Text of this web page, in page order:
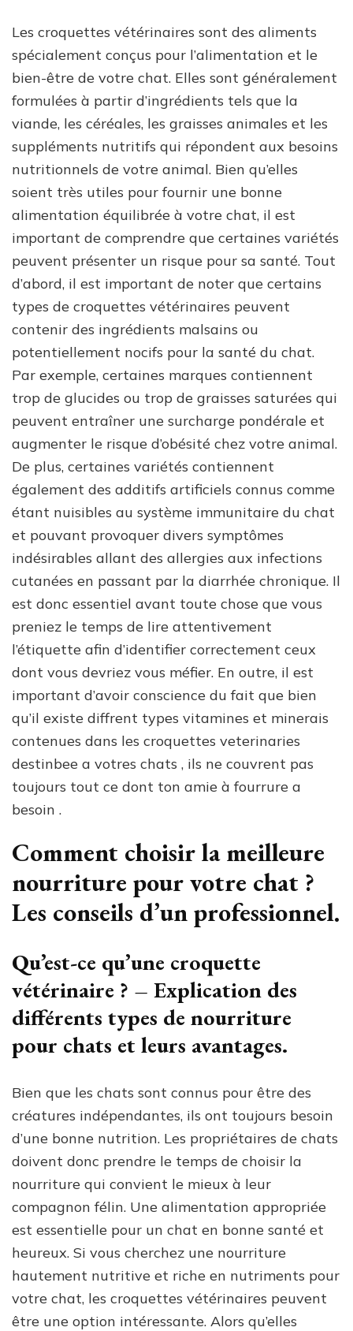
Les croquettes vétérinaires sont des aliments
spécialement conçus pour l’alimentation et le
bien-être de votre chat. Elles sont généralement
formulées à partir d’ingrédients tels que la
viande, les céréales, les graisses animales et les
suppléments nutritifs qui répondent aux besoins
nutritionnels de votre animal. Bien qu’elles
soient très utiles pour fournir une bonne
alimentation équilibrée à votre chat, il est
important de comprendre que certaines variétés
peuvent présenter un risque pour sa santé. Tout
d’abord, il est important de noter que certains
types de croquettes vétérinaires peuvent
contenir des ingrédients malsains ou
potentiellement nocifs pour la santé du chat.
Par exemple, certaines marques contiennent
trop de glucides ou trop de graisses saturées qui
peuvent entraîner une surcharge pondérale et
augmenter le risque d’obésité chez votre animal.
De plus, certaines variétés contiennent
également des additifs artificiels connus comme
étant nuisibles au système immunitaire du chat
et pouvant provoquer divers symptômes
indésirables allant des allergies aux infections
cutanées en passant par la diarrhée chronique. Il
est donc essentiel avant toute chose que vous
preniez le temps de lire attentivement
l’étiquette afin d’identifier correctement ceux
dont vous devriez vous méfier. En outre, il est
important d’avoir conscience du fait que bien
qu’il existe diffrent types vitamines et minerais
contenues dans les croquettes veterinaries
destinbee a votres chats , ils ne couvrent pas
toujours tout ce dont ton amie à fourrure a
besoin .
Comment choisir la meilleure
nourriture pour votre chat ?
Les conseils d’un professionnel.
Qu’est-ce qu’une croquette
vétérinaire ? – Explication des
différents types de nourriture
pour chats et leurs avantages.
Bien que les chats sont connus pour être des
créatures indépendantes, ils ont toujours besoin
d’une bonne nutrition. Les propriétaires de chats
doivent donc prendre le temps de choisir la
nourriture qui convient le mieux à leur
compagnon félin. Une alimentation appropriée
est essentielle pour un chat en bonne santé et
heureux. Si vous cherchez une nourriture
hautement nutritive et riche en nutriments pour
votre chat, les croquettes vétérinaires peuvent
être une option intéressante. Alors qu’elles